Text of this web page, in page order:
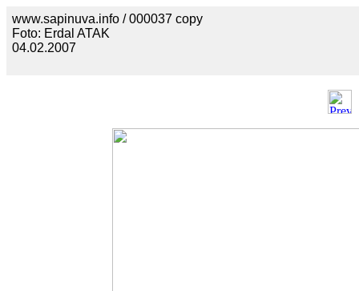
www.sapinuva.info / 000037 copy
Foto: Erdal ATAK
04.02.2007